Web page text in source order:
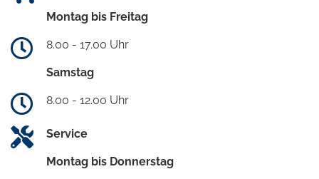
Montag bis Freitag
8.00 - 17.00 Uhr
Samstag
8.00 - 12.00 Uhr
Service
Montag bis Donnerstag